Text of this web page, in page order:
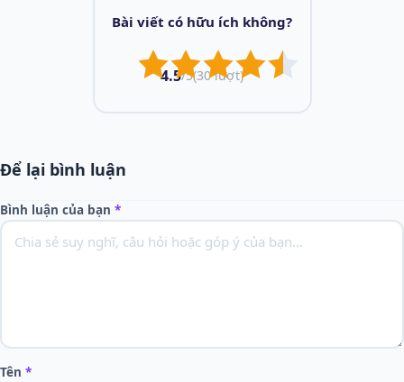
Bài viết có hữu ích không?
4.5/5(30 lượt)
Để lại bình luận
Bình luận của bạn *
Tên *